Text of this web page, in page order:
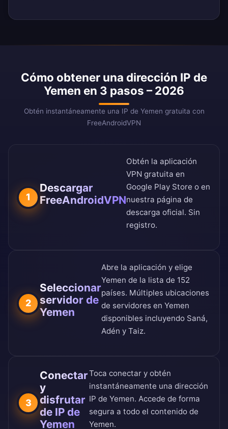
Cómo obtener una dirección IP de
Yemen en 3 pasos – 2026
Obtén instantáneamente una IP de Yemen gratuita con
FreeAndroidVPN
1
Descargar
FreeAndroidVPN
Obtén la aplicación
VPN gratuita en
Google Play Store o en
nuestra página de
descarga oficial. Sin
registro.
2
Seleccionar
servidor de
Yemen
Abre la aplicación y elige
Yemen de la lista de 152
países. Múltiples ubicaciones
de servidores en Yemen
disponibles incluyendo Saná,
Adén y Taiz.
3
Conectar
y
disfrutar
de IP de
Yemen
Toca conectar y obtén
instantáneamente una dirección
IP de Yemen. Accede de forma
segura a todo el contenido de
Yemen.